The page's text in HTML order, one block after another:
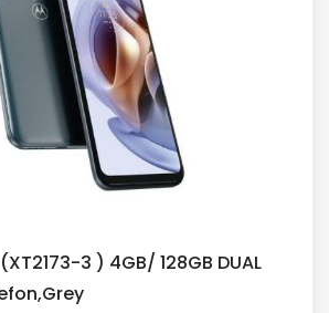
3 ) 4GB/ 128GB DUAL